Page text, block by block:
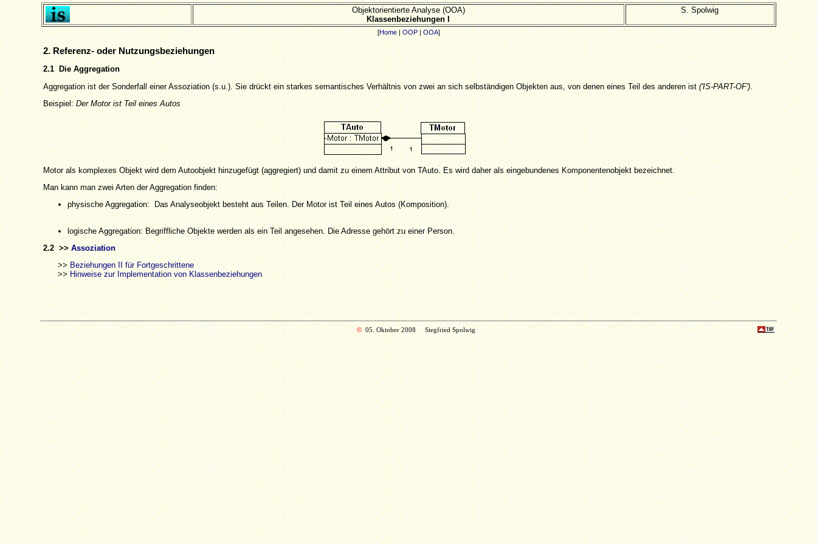
Objektorientierte Analyse (OOA)
Klassenbeziehungen I
S. Spolwig
[Home|OOP|OOA]
2. Referenz- oder Nutzungsbeziehungen
2.1 Die Aggregation
Aggregation ist der Sonderfall einer Assoziation (s.u.). Sie drückt ein starkes semantisches Verhältnis von zwei an sich selbständigen Objekten aus, von denen eines Teil des anderen ist('IS-PART-OF').
Beispiel:Der Motor ist Teil eines Autos
Motor als komplexes Objekt wird dem Autoobjekt hinzugefügt (aggregiert) und damit zu einem Attribut von TAuto. Es wird daher als eingebundenes Komponentenobjekt bezeichnet.
Man kann man zwei Arten der Aggregation finden:
physische Aggregation: Das Analyseobjekt besteht aus Teilen. Der Motor ist Teil eines Autos (Komposition).
logische Aggregation: Begriffliche Objekte werden als ein Teil angesehen. Die Adresse gehört zu einer Person.
2.2 >>Assoziation
>>Beziehungen II für Fortgeschrittene
>>Hinweise zur Implementation von Klassenbeziehungen
©05. Oktober 2008Siegfried Spolwig